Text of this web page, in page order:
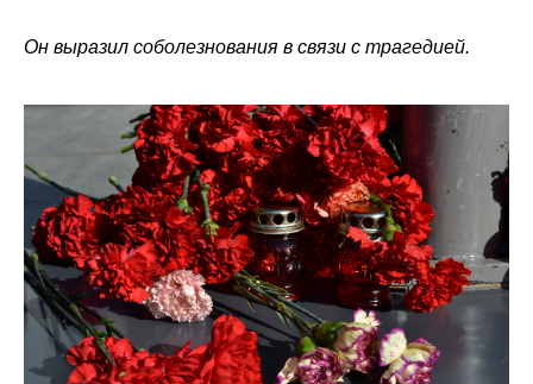
Он выразил соболезнования в связи с трагедией.